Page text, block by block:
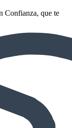
Confianza, que te